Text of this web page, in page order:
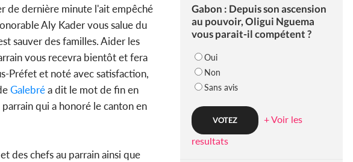
de dernière minute l'ait empêché
Aly Kader vous salue du
sauver des familles. Aider les
vous recevra bientôt et fera
Préfet et noté avec satisfaction,
Galebréa dit le mot de fin en
qui a honoré le canton en
et des chefs au parrain ainsi que
Gabon : Depuis son ascension
au pouvoir, Oligui Nguema
vous parait-il compétent ?
Oui
Non
Sans avis
+ Voir les
resultats